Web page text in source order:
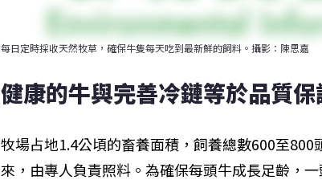
每日定時採收天然牧草，確保牛隻每天吃到最新鮮的飼料。攝影：陳思嘉
健康的牛與完善冷鏈等於品質保
牧場占地1.4公頃的畜養面積，飼養總數600至
來，由專人負責照料。為確保每頭牛成長足齡，